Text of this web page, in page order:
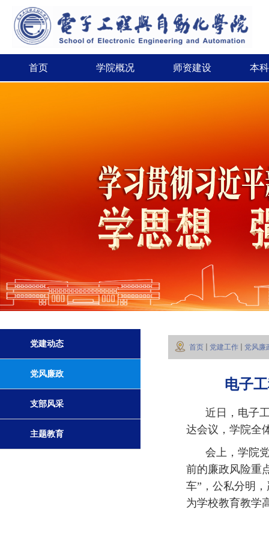
首页 学院概况 师资建设 本
党建动态
党风廉政
支部风采
主题教育
首页 党建工作 党风廉
电子
近日，电子
达会议，学院全
会上，学院
前的廉政风险重
车”，公私分明
为学校教育教学